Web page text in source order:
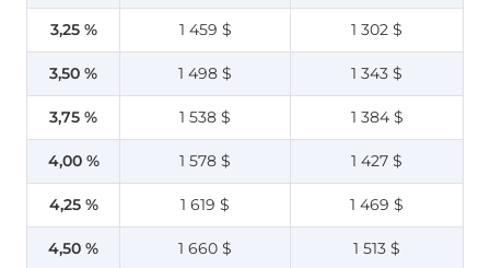
3,25 % 1 459 $ 1 302 $
3,50 % 1 498 $ 1 343 $
3,75 % 1 538 $ 1 384 $
4,00 % 1 578 $ 1 427 $
4,25 % 1 619 $ 1 469 $
4,50 % 1 660 $ 1 513 $